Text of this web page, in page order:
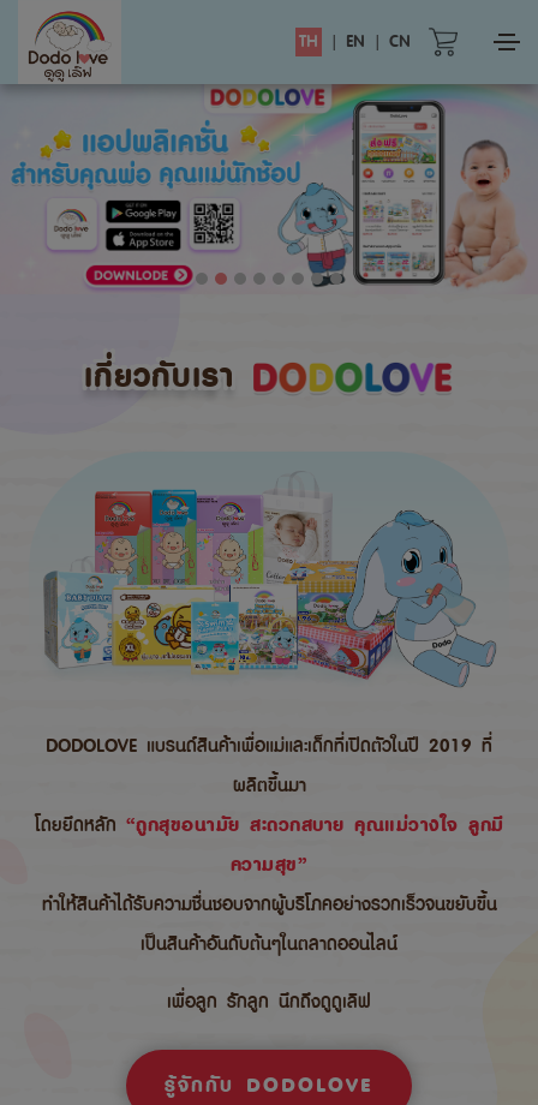
TH | EN | CN
เกี่ยวกับเรา
DODOLOVE แบรนด์สินค้าเพื่อแม่และเด็กที่เปิดตัวในปี 2019 ที่
ผลิตขึ้นมา
โดยยึดหลัก “ถูกสุขอนามัย สะดวกสบาย คุณแม่วางใจ ลูกมี
ความสุข”
ทำให้สินค้าได้รับความชื่นชอบจากผู้บริโภคอย่างรวกเร็วจนขยับขึ้น
เป็นสินค้าอันดับต้นๆในตลาดออนไลน์
เพื่อลูก รักลูก นึกถึงดูดูเลิฟ
รู้จักกับ DODOLOVE